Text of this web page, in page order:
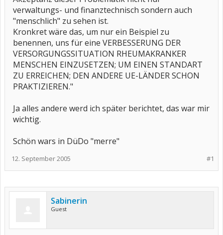
verwaltungs- und finanztechnisch sondern auch
"menschlich" zu sehen ist.
Kronkret wäre das, um nur ein Beispiel zu
benennen, uns für eine VERBESSERUNG DER
VERSORGUNGSSITUATION RHEUMAKRANKER
MENSCHEN EINZUSETZEN; UM EINEN STANDART
ZU ERREICHEN; DEN ANDERE UE-LÄNDER SCHON
PRAKTIZIEREN."
Ja alles andere werd ich später berichtet, das war mir
wichtig.
Schön wars in DüDo "merre"
#1
12. September 2005
Sabinerin
Guest